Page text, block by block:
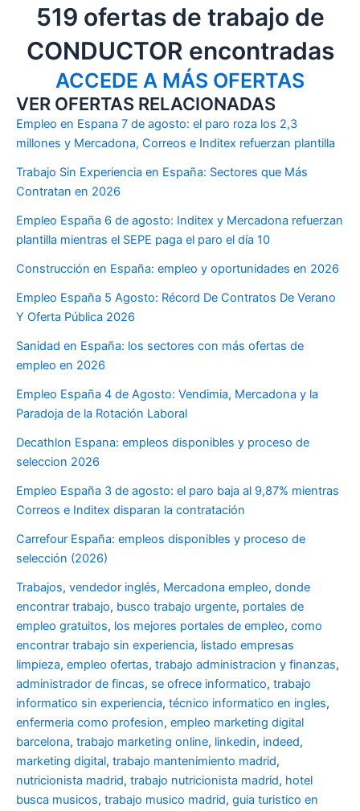
519 ofertas de trabajo de
CONDUCTOR encontradas
ACCEDE A MÁS OFERTAS
VER OFERTAS RELACIONADAS
Empleo en Espana 7 de agosto: el paro roza los 2,3
millones y Mercadona, Correos e Inditex refuerzan plantilla
Trabajo Sin Experiencia en España: Sectores que Más
Contratan en 2026
Empleo España 6 de agosto: Inditex y Mercadona refuerzan
plantilla mientras el SEPE paga el paro el día 10
Construcción en España: empleo y oportunidades en 2026
Empleo España 5 Agosto: Récord De Contratos De Verano
Y Oferta Pública 2026
Sanidad en España: los sectores con más ofertas de
empleo en 2026
Empleo España 4 de Agosto: Vendimia, Mercadona y la
Paradoja de la Rotación Laboral
Decathlon Espana: empleos disponibles y proceso de
seleccion 2026
Empleo España 3 de agosto: el paro baja al 9,87% mientras
Correos e Inditex disparan la contratación
Carrefour España: empleos disponibles y proceso de
selección (2026)
Trabajos, vendedor inglés, Mercadona empleo, donde
encontrar trabajo, busco trabajo urgente, portales de
empleo gratuitos, los mejores portales de empleo, como
encontrar trabajo sin experiencia, listado empresas
limpieza, empleo ofertas, trabajo administracion y finanzas,
administrador de fincas, se ofrece informatico, trabajo
informatico sin experiencia, técnico informatico en ingles,
enfermeria como profesion, empleo marketing digital
barcelona, trabajo marketing online, linkedin, indeed,
marketing digital, trabajo mantenimiento madrid,
nutricionista madrid, trabajo nutricionista madrid, hotel
busca musicos, trabajo musico madrid, guia turistico en